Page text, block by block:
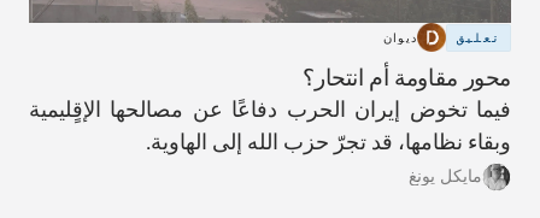
تعليق ديوان
محور مقاومة أم انتحار؟
فيما تخوض إيران الحرب دفاعًا عن مصالحها الإقٍليمية
وبقاء نظامها، قد تجرّ حزب الله إلى الهاوية.
مايكل يونغ